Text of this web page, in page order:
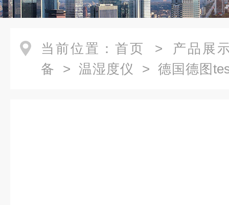
当前位置： 首页 > 产品展
备 > 温湿度仪 > 德国德图test